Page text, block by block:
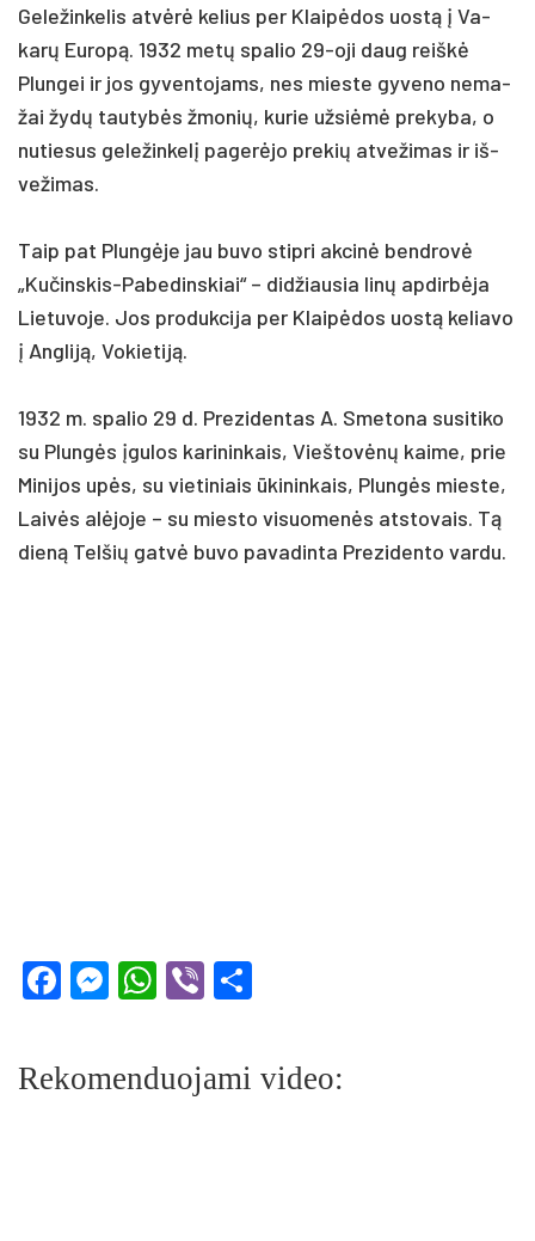
Ge­le­žin­ke­lis at­vėrė ke­lius per Klaipė­dos uostą į Va­
karų Eu­ropą. 1932 metų spa­lio 29-oji daug reiškė
Plun­gei ir jos gy­ven­to­jams, nes mies­te gy­ve­no ne­ma­
žai žydų tau­tybės žmo­nių, ku­rie už­siėmė pre­ky­ba, o
nu­tie­sus ge­le­žin­kelį pa­gerė­jo pre­kių at­ve­ži­mas ir iš­
ve­ži­mas.
Taip pat Plungė­je jau bu­vo stip­ri ak­cinė bend­rovė
„Ku­čins­kis-Pa­be­dins­kiai“ – did­žiau­sia linų ap­dirbė­ja
Lie­tu­vo­je. Jos pro­duk­ci­ja per Klaipė­dos uostą ke­lia­vo
į Ang­liją, Vo­kie­tiją.
1932 m. spa­lio 29 d. Pre­zi­den­tas A. Sme­to­na su­si­ti­ko
su Plungės įgu­los ka­ri­nin­kais, Vieš­tovėnų kai­me, prie
Mi­ni­jos upės, su vie­ti­niais ūki­nin­kais, Plungės mies­te,
Laivės alė­jo­je – su mies­to vi­suo­menės at­sto­vais. Tą
dieną Tel­šių gatvė bu­vo pa­va­din­ta Pre­zi­den­to var­du.
Facebook
Messenger
WhatsApp
Viber
Rekomenduojami video: